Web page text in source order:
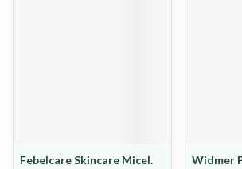
Febelcare Skincare Micel.
Widmer